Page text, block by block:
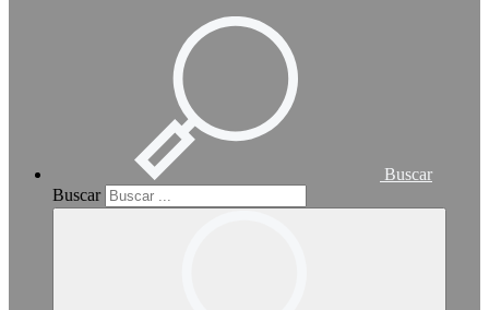
Buscar
Buscar